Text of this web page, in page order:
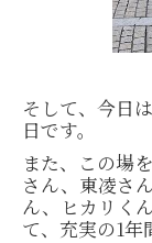
そして、今日
日です。
また、この場
さん、東凌さ
ん、ヒカリく
て、充実の1年